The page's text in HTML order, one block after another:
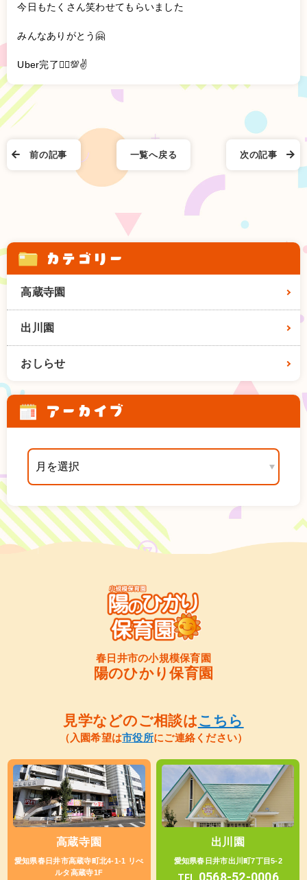
今日もたくさん笑わせてもらいました
みんなありがとう🤗
Uber完了🙆‍♀️💯✌️
次の記事
一覧へ戻る
前の記事
カテゴリー
高蔵寺園
出川園
おしらせ
アーカイブ
春日井市の小規模保育園
陽のひかり保育園
見学などのご相談はこちら
（入園希望は市役所にご連絡ください）
高蔵寺園
愛知県春日井市高蔵寺町北4-1-1 リべ
ルタ高蔵寺1F
出川園
愛知県春日井市出川町7丁目5-2
TEL. 0568-52-0006